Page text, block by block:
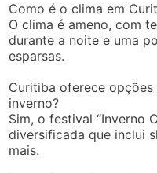
Como é o clima em
O clima é ameno, com
durante a noite e uma
esparsas.
Curitiba oferece
inverno?
Sim, o festival “Inverno
diversificada que inclui
mais.